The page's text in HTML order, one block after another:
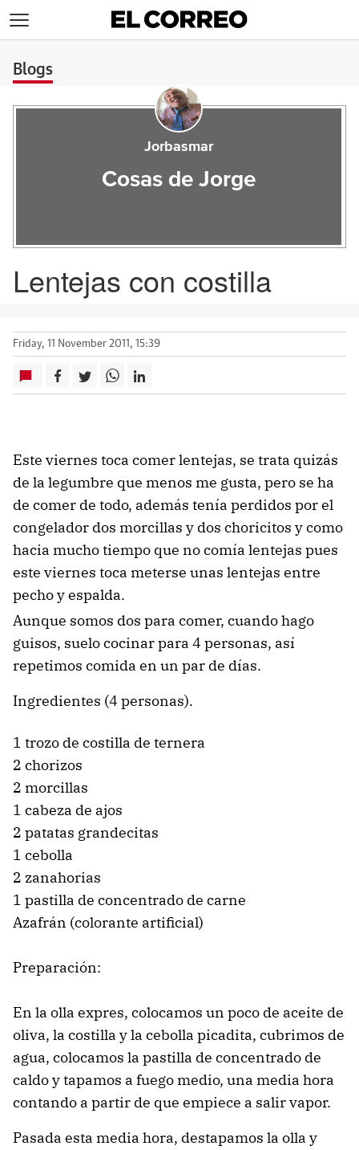
Blogs
Jorbasmar
Cosas de Jorge
Lentejas con costilla
Friday, 11 November 2011, 15:39
Este viernes toca comer lentejas, se trata quizás
de la legumbre que menos me gusta, pero se ha
de comer de todo, además tenía perdidos por el
congelador dos morcillas y dos choricitos y como
hacia mucho tiempo que no comía lentejas pues
este viernes toca meterse unas lentejas entre
pecho y espalda.
Aunque somos dos para comer, cuando hago
guisos, suelo cocinar para 4 personas, así
repetimos comida en un par de días.
Ingredientes (4 personas).
1 trozo de costilla de ternera
2 chorizos
2 morcillas
1 cabeza de ajos
2 patatas grandecitas
1 cebolla
2 zanahorias
1 pastilla de concentrado de carne
Azafrán (colorante artificial)
Preparación:
En la olla expres, colocamos un poco de aceite de
oliva, la costilla y la cebolla picadita, cubrimos de
agua, colocamos la pastilla de concentrado de
caldo y tapamos a fuego medio, una media hora
contando a partir de que empiece a salir vapor.
Pasada esta media hora, destapamos la olla y